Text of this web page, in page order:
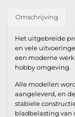
Omschrijving
Het uitgebreide
en vele
een moderne
hobby omgeving.
Alle modellen
aangeleverd, en
stabiele
bladbelasting van